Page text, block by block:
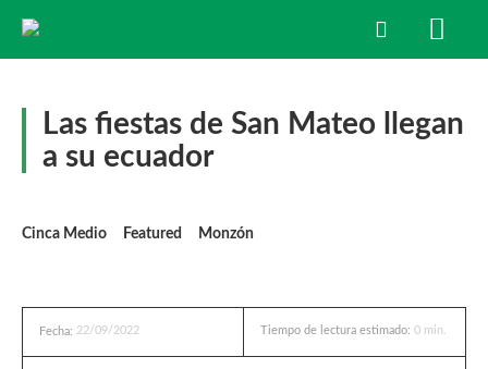
Las fiestas de San Mateo llegan
a su ecuador
Cinca Medio Featured Monzón
Fecha: 22/09/2022 Tiempo de lectura estimado: 0 min.